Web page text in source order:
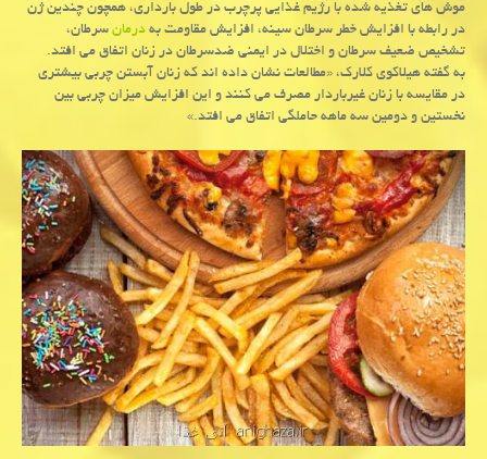
موش های تغذیه شده با رژیم غذایی پرچرب در طول بارداری، همچون چندین ژن
در رابطه با افزایش خطر سرطان سینه، افزایش مقاومت بهدرمانسرطان،
تشخیص ضعیف سرطان و اختلال در ایمنی ضدسرطان در زنان اتفاق می افتد.
به گفته هیلاكوی كلارك، «مطالعات نشان داده اند كه زنان آبستن چربی بیشتری
در مقایسه با زنان غیرباردار مصرف می كنند و این افزایش میزان چربی بین
نخستین و دومین سه ماهه حاملگی اتفاق می افتد.»